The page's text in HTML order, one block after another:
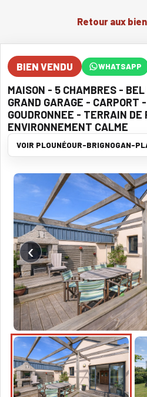
Retour aux
BIEN VENDU WHATSAPP
MAISON - 5 CHAMBRES -
GRAND GARAGE - CARPORT
GOUDRONNEE - TERRAIN DE
ENVIRONNEMENT CALME
VOIR PLOUNÉOUR-BRIGNOGAN-
‹